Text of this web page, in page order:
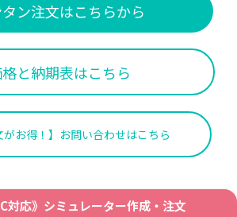
ン注文はこちらから
と納期表はこちら
がお得！】お問い合わせはこちら
対応》シミュレーター作成・注文